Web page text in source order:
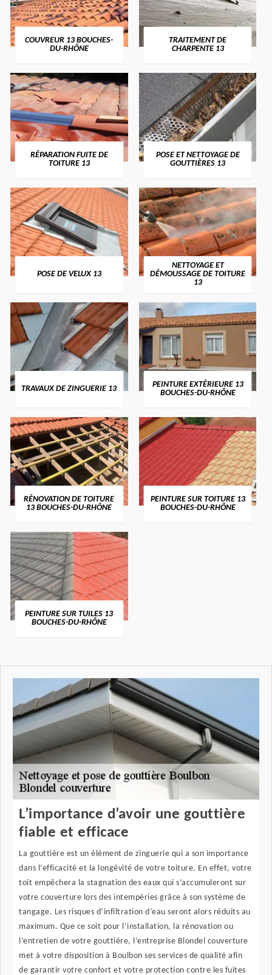
COUVREUR 13 BOUCHES-
DU-RHÔNE
TRAITEMENT DE
CHARPENTE 13
RÉPARATION FUITE DE
TOITURE 13
POSE ET NETTOYAGE DE
GOUTTIÈRES 13
POSE DE VELUX 13
NETTOYAGE ET
DÉMOUSSAGE DE TOITURE
13
TRAVAUX DE ZINGUERIE 13
PEINTURE EXTÉRIEURE 13
BOUCHES-DU-RHÔNE
RÉNOVATION DE TOITURE
13 BOUCHES-DU-RHÔNE
PEINTURE SUR TOITURE 13
BOUCHES-DU-RHÔNE
PEINTURE SUR TUILES 13
BOUCHES-DU-RHÔNE
L’importance d’avoir une gouttière
fiable et efficace
La gouttière est un élément de zinguerie qui a son importance
dans l’efficacité et la longévité de votre toiture. En effet, votre
toit empêchera la stagnation des eaux qui s’accumuleront sur
votre couverture lors des intempéries grâce à son système de
tangage. Les risques d’infiltration d’eau seront alors réduits au
maximum. Que ce soit pour l’installation, la rénovation ou
l’entretien de votre gouttière, l’entreprise Blondel couverture
met à votre disposition à Boulbon ses services de qualité afin
de garantir votre confort et votre protection contre les fuites